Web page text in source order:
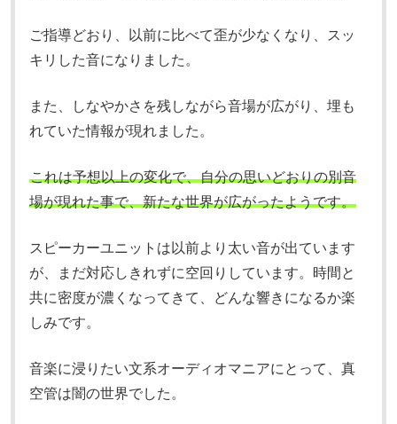
ご指導どおり、以前に比べて歪が少なくなり、スッ
キリした音になりました。
また、しなやかさを残しながら音場が広がり、埋も
れていた情報が現れました。
これは予想以上の変化で、自分の思いどおりの別音
場が現れた事で、新たな世界が広がったようです。
スピーカーユニットは以前より太い音が出ています
が、まだ対応しきれずに空回りしています。時間と
共に密度が濃くなってきて、どんな響きになるか楽
しみです。
音楽に浸りたい文系オーディオマニアにとって、真
空管は闇の世界でした。